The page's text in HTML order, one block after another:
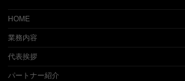
HOME
業務内容
代表挨拶
パートナー紹介